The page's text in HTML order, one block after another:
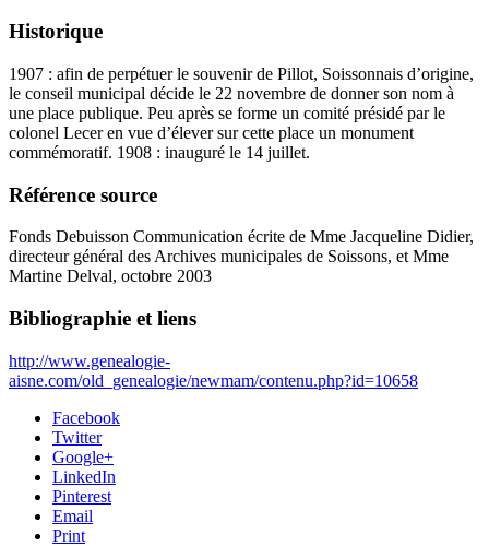
Historique
1907 : afin de perpétuer le souvenir de Pillot, Soissonnais d’origine,
le conseil municipal décide le 22 novembre de donner son nom à
une place publique. Peu après se forme un comité présidé par le
colonel Lecer en vue d’élever sur cette place un monument
commémoratif. 1908 : inauguré le 14 juillet.
Référence source
Fonds Debuisson Communication écrite de Mme Jacqueline Didier,
directeur général des Archives municipales de Soissons, et Mme
Martine Delval, octobre 2003
Bibliographie et liens
http://www.genealogie-
aisne.com/old_genealogie/newmam/contenu.php?id=10658
Facebook
Twitter
Google+
LinkedIn
Pinterest
Email
Print